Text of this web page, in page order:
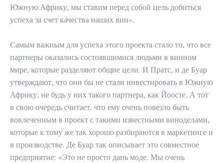
Южную Африку, мы ставим перед собой цель добиться
успеха за счет качества наших вин».
Самым важным для успеха этого проекта стало то, что все
партнеры оказались состоявшимися людьми в винном
мире, которые разделяют общие цели. И Пратс, и де Буар
утверждают, что они бы не стали инвестировать в Южную
Африку, не будь у них такого партнера, как Йоосте. А тот
в свою очередь считает, что ему очень повезло быть
вовлеченным в проект с такими известными виноделами,
которые к тому же так хорошо разбираются в маркетинге и
в производстве. Де Буар так описывает это совместное
предприятие: «Это не просто дань моде. Мы очень